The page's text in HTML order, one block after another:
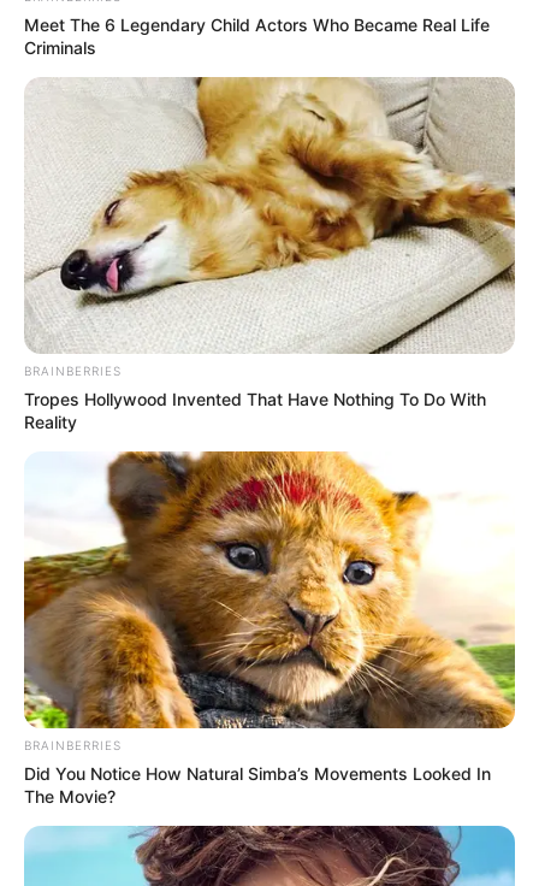
(foto: brightside)
3. Red Queen dalamAlice in Wonderlandstampak
maksimal dengan riasan unik yang disematkan pada
wajah Helena Bonham Carter
Meet The 6 Legendary Child Actors Who Became Real Life
Criminals
BRAINBERRIES
Tropes Hollywood Invented That Have Nothing To Do With
Reality
BRAINBERRIES
Did You Notice How Natural Simba’s Movements Looked In
The Movie?